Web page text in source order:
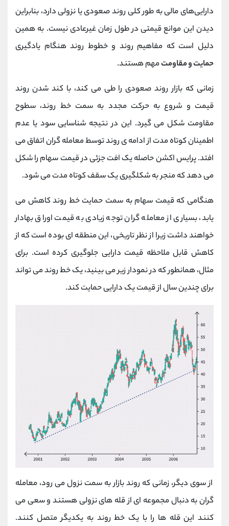
دارایی‌های مالی به طور کلی روند صعودی یا نزولی دارد، بنابراین
دیدن این موانع قیمتی در طول زمان غیرعادی نیست. به همین
دلیل است که مفاهیم روند و خطوط روند هنگام یادگیری
حمایت و مقاومتمهم هستند.
زمانی که بازار روند صعودی را طی می کند، با کند شدن روند
قیمت و شروع به حرکت مجدد به سمت خط روند، سطوح
مقاومت شکل می گیرد. این در نتیجه شناسایی سود یا عدم
اطمینان کوتاه مدت از ادامه ی روند توسط معامله گران اتفاق می
افتد. پرایس اکشن حاصله یک افت جزئی در قیمت سهام را شکل
می دهد که منجر به شکلگیری یک سقف کوتاه مدت می شود.
هنگامی که قیمت سهام به سمت حمایت خط روند کاهش می
یابد، بسیاری از معامله گران توجه زیادی به قیمت اوراق بهادار
خواهند داشت زیرا از نظر تاریخی، این منطقه ای بوده است که از
کاهش قابل ملاحظه قیمت دارایی جلوگیری کرده است. برای
مثال، همانطور که در نمودار زیر می بینید، یک خط روند می تواند
برای چندین سال از قیمت یک دارایی حمایت کند.
از سوی دیگر، زمانی که روند بازار به سمت نزول می رود، معامله
گران به دنبال مجموعه ای از قله های نزولی هستند و سعی می
کنند این قله ها را با یک خط روند به یکدیگر متصل کنند.